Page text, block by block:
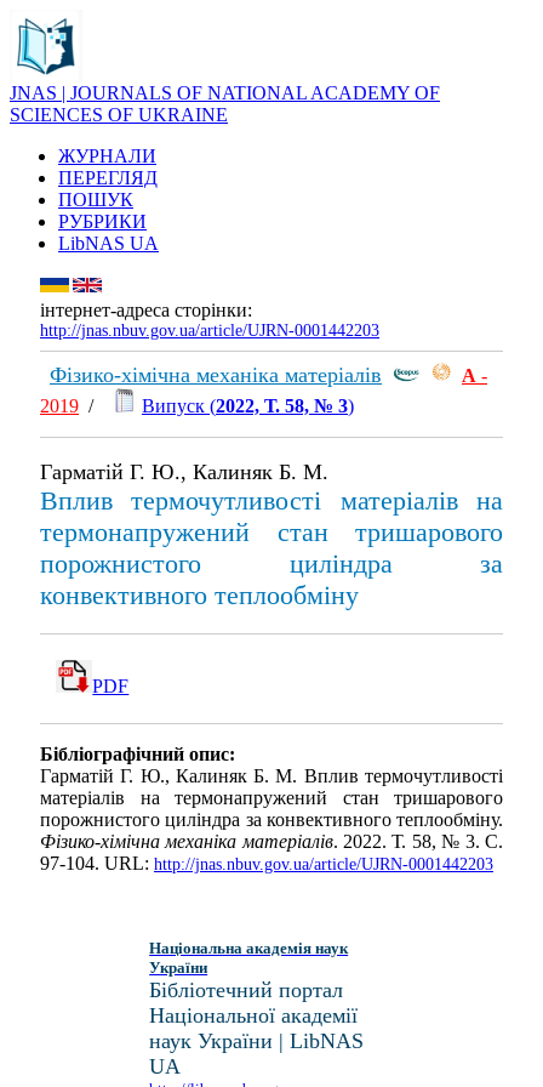
JNAS | JOURNALS OF NATIONAL ACADEMY OF
SCIENCES OF UKRAINE
ЖУРНАЛИ
ПЕРЕГЛЯД
ПОШУК
РУБРИКИ
LibNAS UA
інтернет-адреса сторінки:
http://jnas.nbuv.gov.ua/article/UJRN-0001442203
Фізико-хімічна механіка матеріалів А -
2019 / Випуск (2022, Т. 58, № 3)
Гарматій Г. Ю., Калиняк Б. М.
Вплив термочутливості матеріалів на
термонапружений стан тришарового
порожнистого циліндра за
конвективного теплообміну
PDF
Бібліографічний опис:
Гарматій Г. Ю., Калиняк Б. М. Вплив термочутливості
матеріалів на термонапружений стан тришарового
порожнистого циліндра за конвективного теплообміну.
Фізико-хімічна механіка матеріалів. 2022. Т. 58, № 3. С.
97-104. URL: http://jnas.nbuv.gov.ua/article/UJRN-0001442203
Національна академія наук
України
Бібліотечний портал
Національної академії
наук України | LibNAS
UA